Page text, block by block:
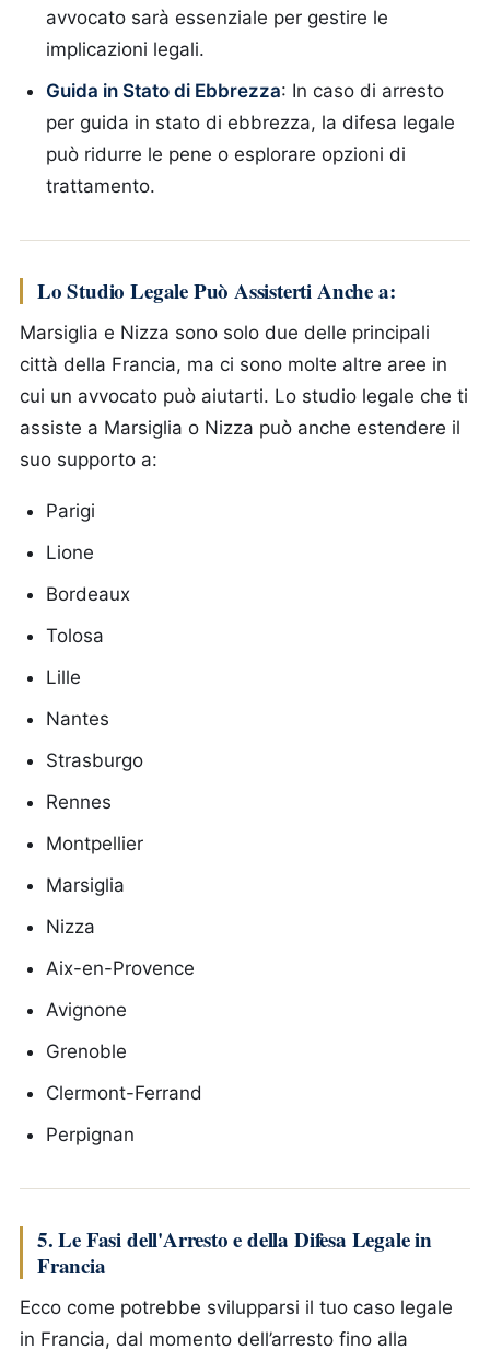
avvocato sarà essenziale per gestire le
implicazioni legali.
Guida in Stato di Ebbrezza: In caso di arresto
per guida in stato di ebbrezza, la difesa legale
può ridurre le pene o esplorare opzioni di
trattamento.
Lo Studio Legale Può Assisterti Anche a:
Marsiglia e Nizza sono solo due delle principali
città della Francia, ma ci sono molte altre aree in
cui un avvocato può aiutarti. Lo studio legale che ti
assiste a Marsiglia o Nizza può anche estendere il
suo supporto a:
Parigi
Lione
Bordeaux
Tolosa
Lille
Nantes
Strasburgo
Rennes
Montpellier
Marsiglia
Nizza
Aix-en-Provence
Avignone
Grenoble
Clermont-Ferrand
Perpignan
5. Le Fasi dell'Arresto e della Difesa Legale in
Francia
Ecco come potrebbe svilupparsi il tuo caso legale
in Francia, dal momento dell’arresto fino alla